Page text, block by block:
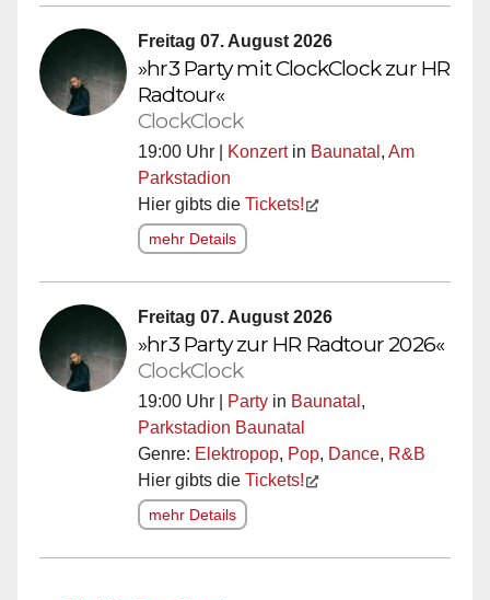
Freitag 07. August 2026
»hr3 Party mit ClockClock zur HR
Radtour«
ClockClock
19:00 Uhr | Konzertin Baunatal , Am
Parkstadion
Hier gibts die Tickets!
mehr Details
Freitag 07. August 2026
»hr3 Party zur HR Radtour 2026«
ClockClock
19:00 Uhr | Party in Baunatal ,
Parkstadion Baunatal
Genre: Elektropop, Pop, Dance, R&B
Hier gibts die Tickets!
mehr Details